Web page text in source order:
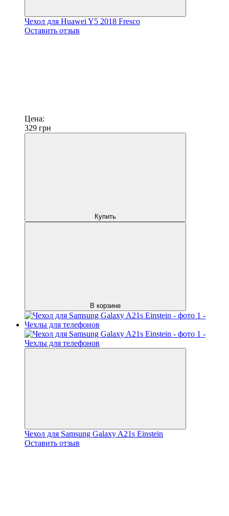
Чехол для Huawei Y5 2018 Fresco
Оставить отзыв
Цена:
329 грн
Купить
В корзине
Чехол для Samsung Galaxy A21s Einstein
Оставить отзыв